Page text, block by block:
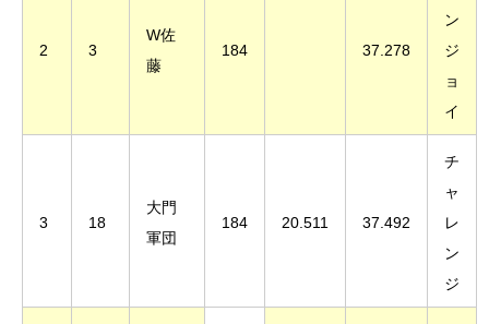
2 3
W佐
藤
184 37.278
ン
ジ
ョ
イ
3 18
大門
軍団
184 20.511 37.492
チ
ャ
レ
ン
ジ